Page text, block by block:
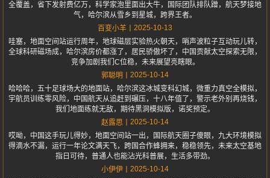
全覆盖，省下发射费亿万，科学家泡里面出大牛，国际团队排队蹭，航天梦接地
气，哈尔滨从雪乡到星城，跨界王者。
百变小羊
2025-10-13
哇塞，地面空间站运行周年，地球磁层实验热火朝天，哨声波粒子互动玩儿转，
全球科研磁场成，哈尔滨房价都涨了，居民骄傲坏了，中国贡献太空探索无限，
竞争加剧我们C位稳，未来展望亮瞎眼。
郭聪明
2025-10-14
哈哈哈，五十足球场大的地面站，哈尔滨这冰城变科幻城，微重力真空全模拟，
宇航员训练零风险，中国航天从追赶到碾压，十八年值了，警示老外别再烧钱，
我们地面练就无敌，期待黑洞模拟版，诺奖预定。
赵露思
2025-10-14
哎呦，中国这手玩儿得妙，地面空间站一出，国际航天圈子傻眼，九大环境模拟
得滴水不漏，运行一年论文满天飞，跨国合作蜂拥来，稳稳领先，未来太空基地
指日可待，普通人也能沾光科普展，生活多带劲。
小伊伊
2025-10-14